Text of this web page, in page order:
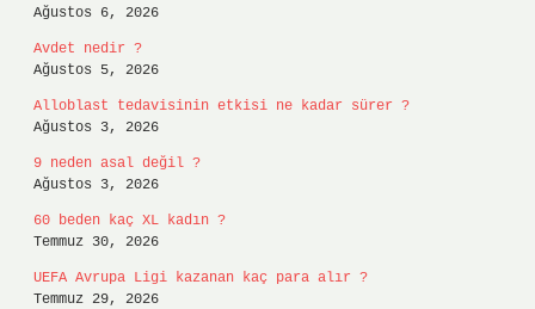
Ağustos 6, 2026
Avdet nedir ?
Ağustos 5, 2026
Alloblast tedavisinin etkisi ne kadar sürer ?
Ağustos 3, 2026
9 neden asal değil ?
Ağustos 3, 2026
60 beden kaç XL kadın ?
Temmuz 30, 2026
UEFA Avrupa Ligi kazanan kaç para alır ?
Temmuz 29, 2026